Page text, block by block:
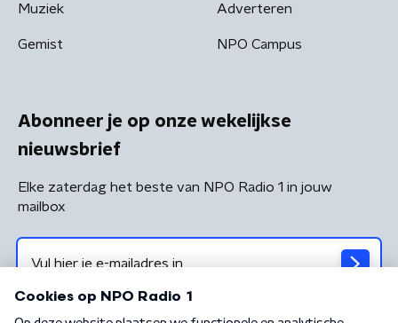
Muziek
Gemist
Adverteren
NPO Campus
Abonneer je op onze wekelijkse
nieuwsbrief
Elke zaterdag het beste van NPO Radio 1 in jouw
mailbox